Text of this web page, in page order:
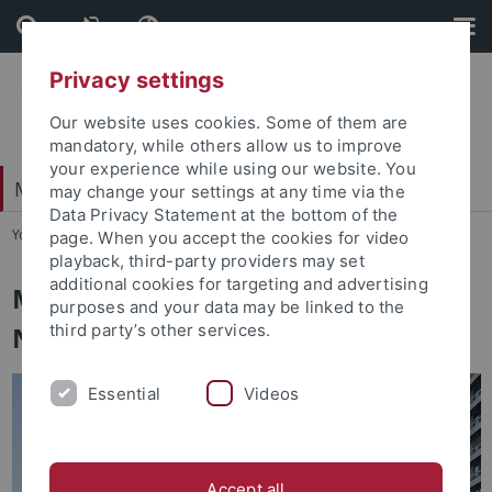
Skip
to
content
Skip
to
footer
Mathematisch-Naturwissenschaftliche Fakultät
You are here: Startseite ... Fakultät
Mathematisch-
Naturwissenschaftliche Fakultät
Privacy settings
Our website uses cookies. Some of them are
mandatory, while others allow us to improve
your experience while using our website. You
may change your settings at any time via the
Data Privacy Statement at the bottom of the
page. When you accept the cookies for video
playback, third-party providers may set
additional cookies for targeting and advertising
purposes and your data may be linked to the
third party’s other services.
Essential Videos